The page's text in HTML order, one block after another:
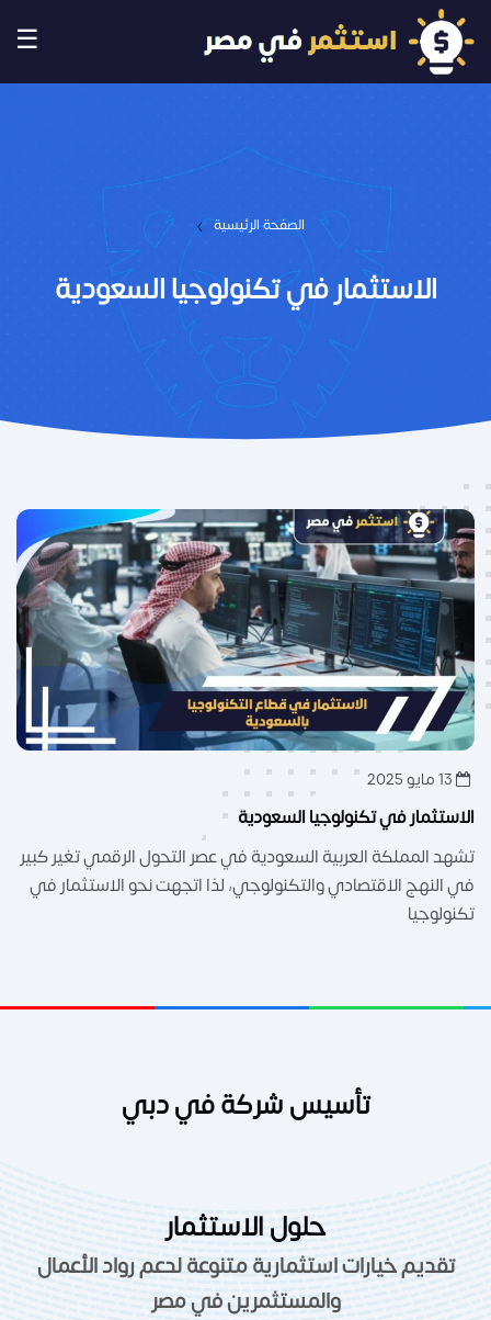
☰
الصفحة الرئيسية ›
الاستثمار في تكنولوجيا السعودية
13 مايو 2025
الاستثمار في تكنولوجيا السعودية
تشهد المملكة العربية السعودية في عصر التحول الرقمي تغير كبير
في النهج الاقتصادي والتكنولوجي، لذا اتجهت نحو الاستثمار في
تكنولوجيا
تأسيس شركة في دبي
حلول الاستثمار
تقديم خيارات استثمارية متنوعة لدعم رواد الأعمال
والمستثمرين في مصر